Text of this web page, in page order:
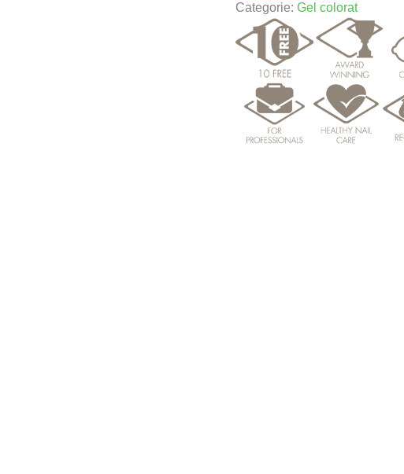
Categorie: Gel colorat